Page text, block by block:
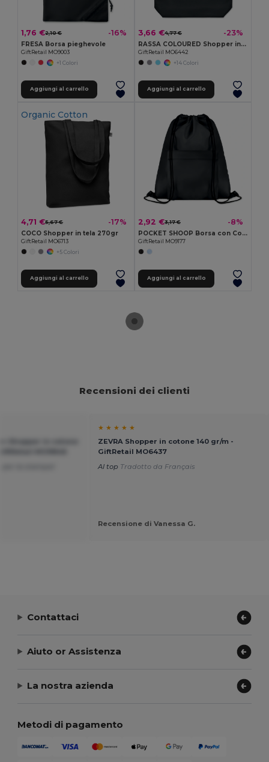
1,76 €2,10 € -16%
FRESA Borsa pieghevole
GiftRetail MO9003
+1 Colori
Aggiungi al carrello
3,66 €4,77 € -23%
RASSA COLOURED Shopper in tela 270 gr/m²
GiftRetail MO6442
+14 Colori
Aggiungi al carrello
Organic Cotton
4,71 €5,67 € -17%
COCO Shopper in tela 270gr
GiftRetail MO6713
+5 Colori
Aggiungi al carrello
2,92 €3,17 € -8%
POCKET SHOOP Borsa con Coulisse in Poliestere 210D con Tasca Frontale
GiftRetail MO9177
Aggiungi al carrello
Recensioni dei clienti
★ ★ ★ ★ ★
ZEVRA Shopper in cotone 140 gr/m -
GiftRetail MO6437
Al top Tradotto da Français
Recensione di Vanessa G.
Contattaci
Aiuto or Assistenza
La nostra azienda
Metodi di pagamento